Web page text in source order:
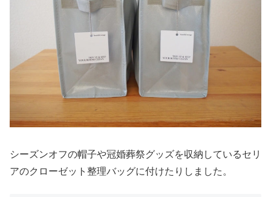
シーズンオフの帽子や冠婚葬祭グッズを収納しているセリ
アのクローゼット整理バッグに付けたりしました。